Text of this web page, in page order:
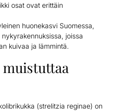
osat ovat erittäin
huonekasvi Suomessa,
joissa
kuivaa ja lämmintä.
(strelitzia reginae) on